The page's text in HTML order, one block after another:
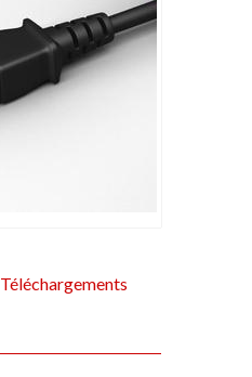
Téléchargements